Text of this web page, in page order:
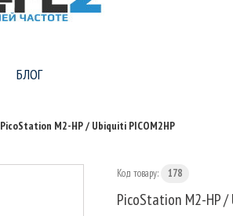
БЛОГ
PicoStation M2-HP / Ubiquiti PICOM2HP
Код товару: 178
PicoStation M2-HP /